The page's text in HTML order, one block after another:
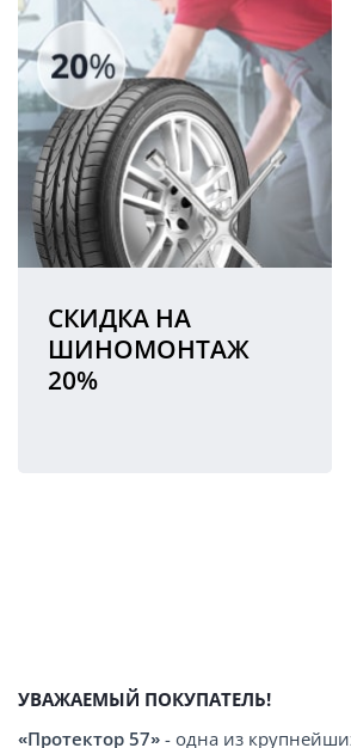
СКИДКА НА
ШИНОМОНТАЖ
20%
УВАЖАЕМЫЙ ПОКУПАТЕЛЬ!
«Протектор 57» - одна из